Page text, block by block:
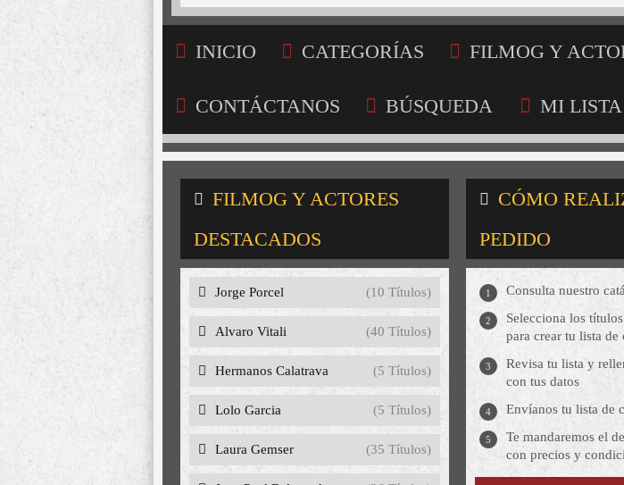
INICIO CATEGORÍAS FILMOG Y
CONTÁCTANOS BÚSQUEDA MI LISTA
FILMOG Y ACTORES
DESTACADOS
Jorge Porcel (10 Títulos)
Alvaro Vitali (40 Títulos)
Hermanos Calatrava (5 Títulos)
Lolo Garcia (5 Títulos)
Laura Gemser (35 Títulos)
CÓMO
PEDIDO
1 Consulta nuestro
2
Selecciona los
para crear tu lista de
3
Revisa tu lista y
con tus datos
4 Envíanos tu lista de
5
Te mandaremos el
con precios y